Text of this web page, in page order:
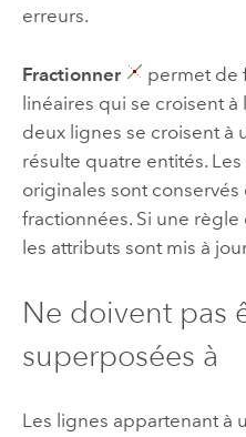
erreurs.
Fractionner
permet de
linéaires qui se croisent
deux lignes se croisent à
résulte quatre entités.
originales sont conservés
fractionnées. Si une
les attributs sont mis à
Ne doivent pas
superposées à
Les lignes appartenant à